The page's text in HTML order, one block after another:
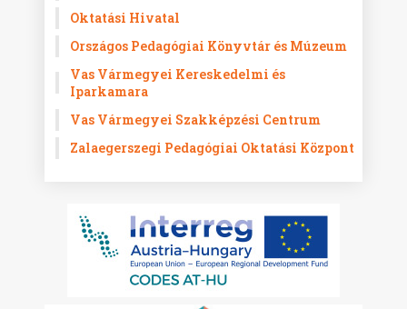
Oktatási Hivatal
Országos Pedagógiai Könyvtár és Múzeum
Vas Vármegyei Kereskedelmi és
Iparkamara
Vas Vármegyei Szakképzési Centrum
Zalaegerszegi Pedagógiai Oktatási Központ